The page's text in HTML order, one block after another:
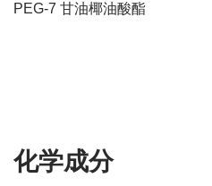
PEG-7 甘油椰油酸酯
化学成分